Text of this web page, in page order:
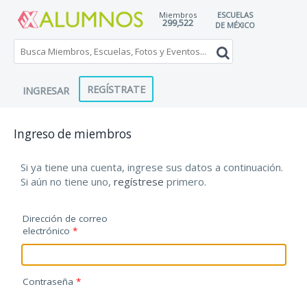
Miembros
299,522
ESCUELAS
DE MÉXICO
INGRESAR REGÍSTRATE
Ingreso de miembros
Si ya tiene una cuenta, ingrese sus datos a continuación.
Si aún no tiene uno, regístrese primero.
Dirección de correo
electrónico
Contraseña